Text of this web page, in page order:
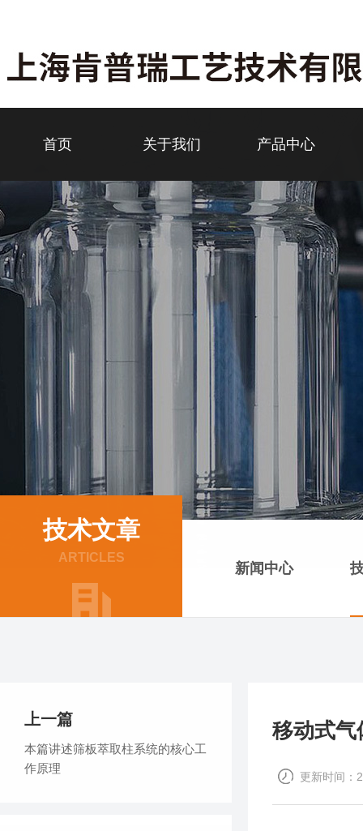
首页 关于我们 产品中心
技术文章
ARTICLES
新闻中心
移动式气
更新时间：
上一篇
本篇讲述筛板萃取柱系统的核心工
作原理